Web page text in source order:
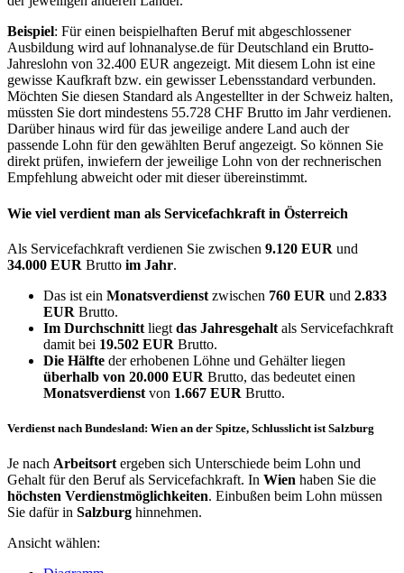
Beispiel: Für einen beispielhaften Beruf mit abgeschlossener
Ausbildung wird auf lohnanalyse.de für Deutschland ein Brutto-
Jahreslohn von 32.400 EUR angezeigt. Mit diesem Lohn ist eine
gewisse Kaufkraft bzw. ein gewisser Lebensstandard verbunden.
Möchten Sie diesen Standard als Angestellter in der Schweiz halten,
müssten Sie dort mindestens 55.728 CHF Brutto im Jahr verdienen.
Darüber hinaus wird für das jeweilige andere Land auch der
passende Lohn für den gewählten Beruf angezeigt. So können Sie
direkt prüfen, inwiefern der jeweilige Lohn von der rechnerischen
Empfehlung abweicht oder mit dieser übereinstimmt.
Wie viel verdient man als Servicefachkraft in Österreich
Als Servicefachkraft verdienen Sie zwischen 9.120 EUR und
34.000 EUR Brutto im Jahr.
Das ist ein Monatsverdienst zwischen 760 EUR und 2.833
EUR Brutto.
Im Durchschnitt liegt das Jahresgehalt als Servicefachkraft
damit bei 19.502 EUR Brutto.
Die Hälfte der erhobenen Löhne und Gehälter liegen
überhalb von 20.000 EUR Brutto, das bedeutet einen
Monatsverdienst von 1.667 EUR Brutto.
Verdienst nach Bundesland: Wien an der Spitze, Schlusslicht ist Salzburg
Je nach Arbeitsort ergeben sich Unterschiede beim Lohn und
Gehalt für den Beruf als Servicefachkraft. In Wien haben Sie die
höchsten Verdienstmöglichkeiten. Einbußen beim Lohn müssen
Sie dafür in Salzburg hinnehmen.
Ansicht wählen: